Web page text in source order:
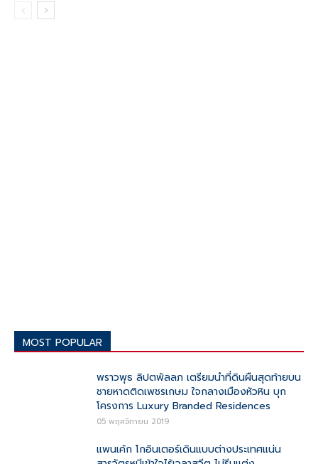
MOST POPULAR
พราวพุธ ลิปตพัลลภ เตรียมนำที่ดินผืนสุดท้ายบน
ชายหาดติดเพชรเกษม ใจกลางเมืองหัวหิน บุก
โครงการ Luxury Branded Residences
05 พฤศจิกายน 2019
แพนเค้ก โกอินเตอร์เดินแบบต่างประเทศแน่น